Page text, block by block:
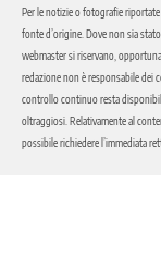
Per le notizie o fotografie
fonte d’origine. Dove non sia
webmaster si riservano,
redazione non è responsabile dei
controllo continuo resta
oltraggiosi. Relativamente al
possibile richiedere l’immediata